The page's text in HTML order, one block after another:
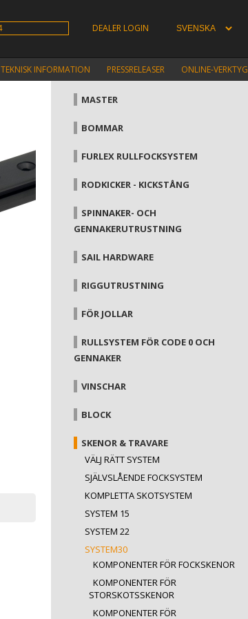
DEALER LOGIN
TEKNISK INFORMATION PRESSRELEASER ONLINE-VERKTYG
MASTER
BOMMAR
FURLEX RULLFOCKSYSTEM
RODKICKER - KICKSTÅNG
SPINNAKER- OCH
GENNAKERUTRUSTNING
SAIL HARDWARE
RIGGUTRUSTNING
FÖR JOLLAR
RULLSYSTEM FÖR CODE 0 OCH
GENNAKER
VINSCHAR
BLOCK
SKENOR & TRAVARE
VÄLJ RÄTT SYSTEM
SJÄLVSLÅENDE FOCKSYSTEM
KOMPLETTA SKOTSYSTEM
SYSTEM 15
SYSTEM 22
SYSTEM30
KOMPONENTER FÖR FOCKSKENOR
KOMPONENTER FÖR
STORSKOTSSKENOR
KOMPONENTER FÖR